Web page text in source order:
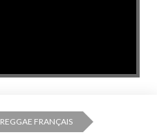
REGGAE FRANÇAIS